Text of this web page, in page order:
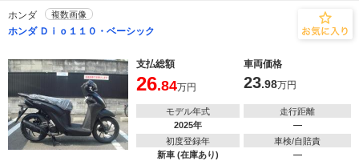
ホンダ 複数画像
ホンダ Ｄｉｏ１１０・ベーシック
支払総額 車両価格
26.84万円 23.98万円
モデル年式
2025年
走行距離
―
初度登録年
新車 (在庫あり)
車検/自賠責
―